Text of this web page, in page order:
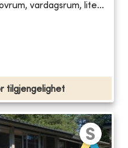
vardagsrum, lite...
tilgjengelighet